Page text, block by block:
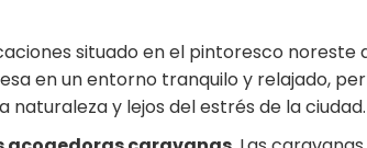
situado en el pintoresco noreste
en un entorno tranquilo y relajado,
y lejos del estrés de la ciudad.